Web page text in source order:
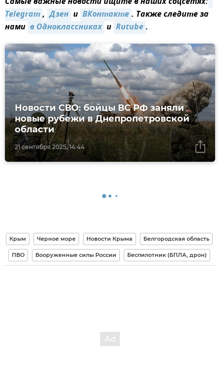
Telegram, Дзен и ВКонтакте. Также следите за
нами в Одноклассниках и Rutube.
21 сентября 2025, 14:44
Новости СВО: бойцы ВС РФ заняли
новые рубежи в Днепропетровской
области
Крым Черное море Новости Крыма Белгородская область
ПВО Вооруженные силы России Беспилотник (БПЛА, дрон)